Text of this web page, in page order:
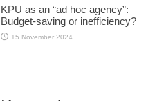
KPU as an “ad hoc agency”:
Budget-saving or inefficiency?
15 November 2024